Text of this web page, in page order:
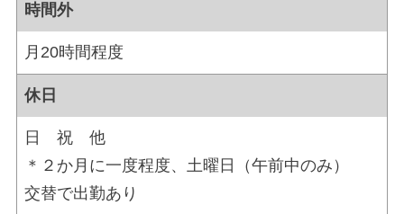
時間外
月20時間程度
休日
日 祝 他
＊２か月に一度程度、土曜日（午前中のみ）
交替で出勤あり